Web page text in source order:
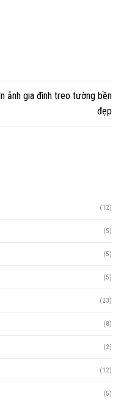
(12)
(5)
(5)
(5)
(23)
(8)
(2)
(12)
(5)
In ảnh gia đình treo tường bền
đẹp